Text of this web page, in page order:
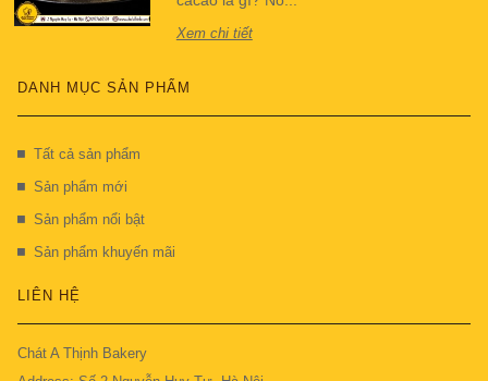
Xem chi tiết
DANH MỤC SẢN PHẨM
Tất cả sản phẩm
Sản phẩm mới
Sản phẩm nổi bật
Sản phẩm khuyến mãi
LIÊN HỆ
Chát A Thịnh Bakery